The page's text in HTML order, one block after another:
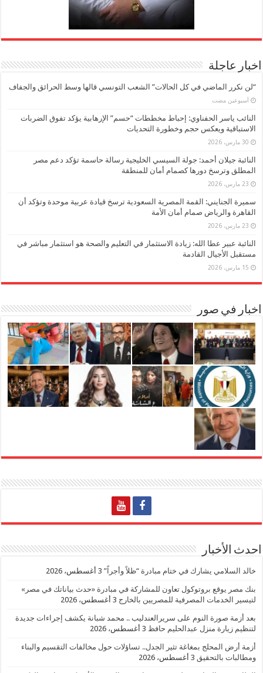
اخبار عاجلة
“لن نكرر الماضي في كل الحالات” الشعب التونسي قالها وسط الحرائق والجفاف
‏أسبوعين مضت
النائب ياسر الحفناوي: إحباط مخططات “حسم” الإرهابية يؤكد تفوق الضربات
الاستباقية ويعكس حجم وخطورة التحديات
30 مارس، 2026
النائبة جيلان أحمد: جولة السيسي الخليجية رسالة حاسمة تؤكد دعم مصر
المطلق وترسخ دورها كصمام أمان للمنطقة
23 مارس، 2026
سميرة الجنايني: القمة المصرية السعودية ترسخ قيادة عربية موحدة وتؤكد أن
القاهرة والرياض صمام أمان الأمة
23 مارس، 2026
النائبة عبير عطا الله: زيادة الاستثمار في التعليم والصحة هو استثمار مباشر في
مستقبل الأجيال القادمة
15 مارس، 2026
اخبار في صور
احدث الأخبار
خالد السلامي يشارك في ختام مبادرة “ظلاً وأجراً” 3 أغسطس، 2026
بنك مصر يوقع بروتوكول تعاون للمشاركة في مبادرة «حدث بياناتك في مصر»
لتيسير الخدمات المصرفية للمصريين بالخارج 3 أغسطس، 2026
بعد أزمة صورة النوم على سريرالعندليب .. محمد شبانة يكشف إجراءات جديدة
لتنظيم زيارة منزل عبدالحليم حافظ 3 أغسطس، 2026
أزمة أرض المحلج بمغاغة تثير الجدل.. تساؤلات حول مخالفات التقسيم والبناء
ومطالبات بالتحقيق 3 أغسطس، 2026